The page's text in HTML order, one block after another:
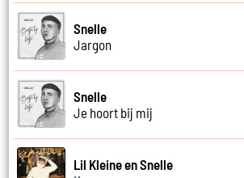
Snelle
Jargon
Snelle
Je hoort bij mij
Lil Kleine en Snelle